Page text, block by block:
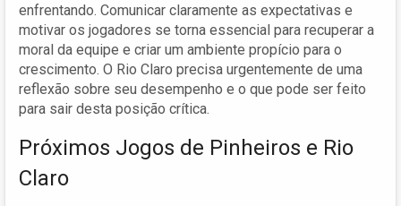
enfrentando. Comunicar claramente as expectativas e
motivar os jogadores se torna essencial para recuperar a
moral da equipe e criar um ambiente propício para o
crescimento. O Rio Claro precisa urgentemente de uma
reflexão sobre seu desempenho e o que pode ser feito
para sair desta posição crítica.
Próximos Jogos de Pinheiros e Rio
Claro